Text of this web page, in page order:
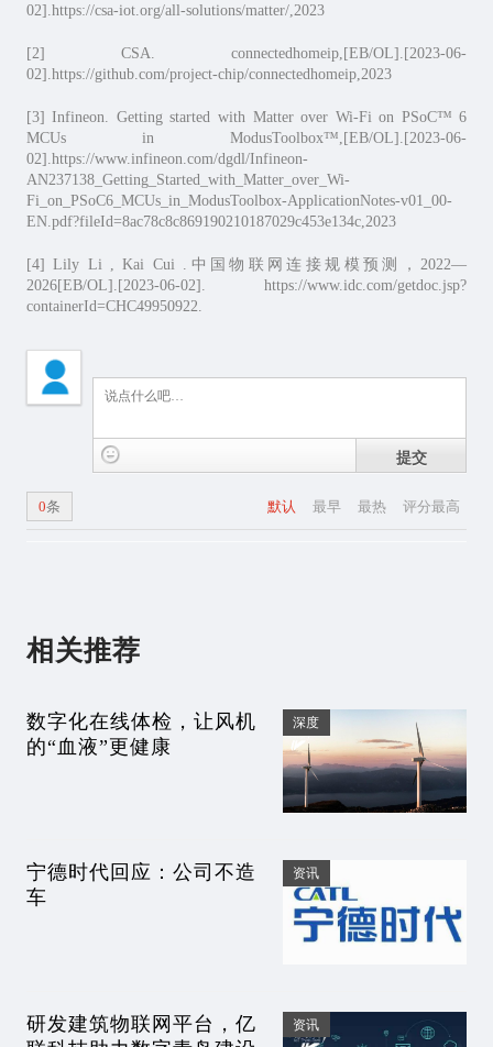
02].https://csa-iot.org/all-solutions/matter/,2023
[2] CSA. connectedhomeip,[EB/OL].[2023-06-
02].https://github.com/project-chip/connectedhomeip,2023
[3] Infineon. Getting started with Matter over Wi-Fi on PSoC™ 6
MCUs in ModusToolbox™,[EB/OL].[2023-06-
02].https://www.infineon.com/dgdl/Infineon-
AN237138_Getting_Started_with_Matter_over_Wi-
Fi_on_PSoC6_MCUs_in_ModusToolbox-ApplicationNotes-v01_00-
EN.pdf?fileId=8ac78c8c869190210187029c453e134c,2023
[4] Lily Li , Kai Cui .中国物联网连接规模预测，2022—
2026[EB/OL].[2023-06-02]. https://www.idc.com/getdoc.jsp?
containerId=CHC49950922.
提交
默认 最早 最热 评分最高
0条
相关推荐
数字化在线体检，让风机
的“血液”更健康
深度
宁德时代回应：公司不造
车
资讯
研发建筑物联网平台，亿
资讯